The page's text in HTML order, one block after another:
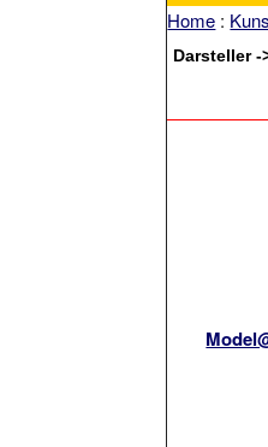
Home :
Darsteller